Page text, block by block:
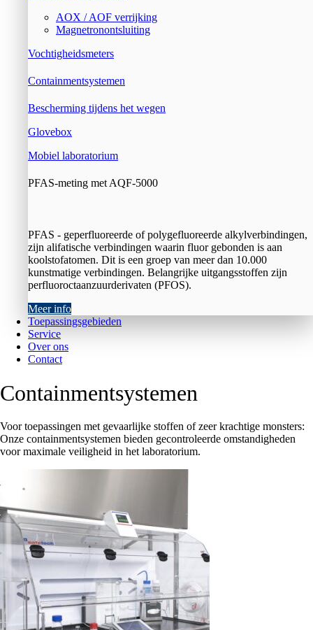
AOX / AOF verrijking
Magnetronontsluiting
Vochtigheidsmeters
Containmentsystemen
Bescherming tijdens het wegen
Glovebox
Mobiel laboratorium
PFAS-meting met AQF-5000
PFAS - geperfluoreerde of polygefluoreerde alkylverbindingen,
zijn alifatische verbindingen waarin fluor gebonden is aan
koolstofatomen. Dit is een groep van meer dan 10.000
kunstmatige verbindingen. Belangrijke uitgangsstoffen zijn
perfluoroctaanzuurderivaten (PFOS).
Meer info
Toepassingsgebieden
Service
Over ons
Contact
Containmentsystemen
Voor toepassingen met gevaarlijke stoffen of zeer krachtige monsters:
Onze containmentsystemen bieden gecontroleerde omstandigheden
voor maximale veiligheid in het laboratorium.